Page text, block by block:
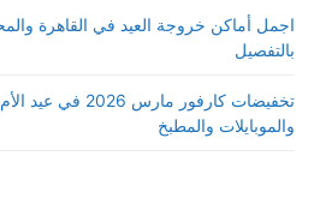
بالتفصيل
تخفيضات كارفور
والموبايلات والمطبخ